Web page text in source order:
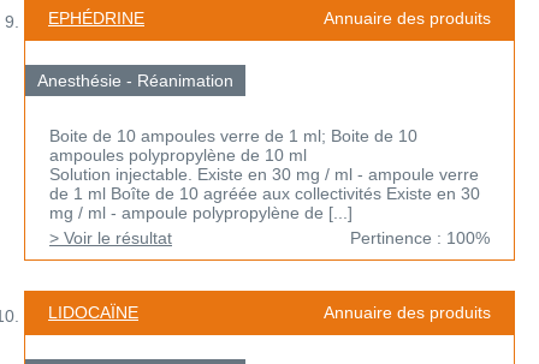
EPHÉDRINE Annuaire des produits
Anesthésie - Réanimation
Boite de 10 ampoules verre de 1 ml; Boite de 10
ampoules polypropylène de 10 ml
Solution injectable. Existe en 30 mg / ml - ampoule verre
de 1 ml Boîte de 10 agréée aux collectivités Existe en 30
mg / ml - ampoule polypropylène de [...]
> Voir le résultat
Pertinence : 100%
LIDOCAÏNE Annuaire des produits